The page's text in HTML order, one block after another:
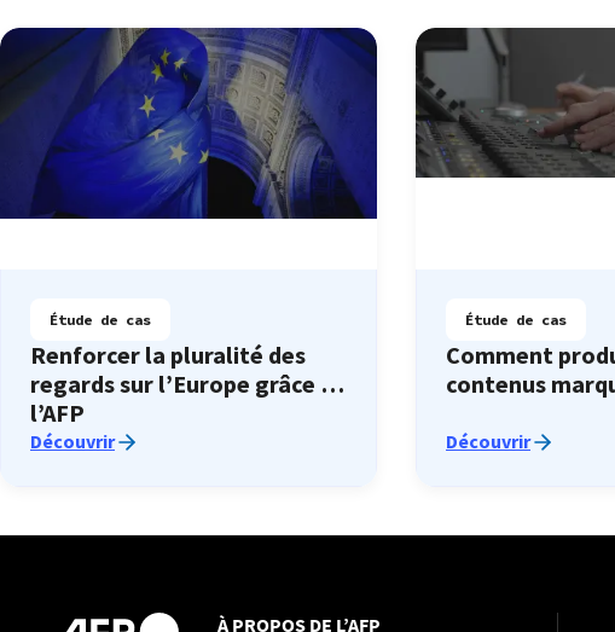
Étude de cas
Renforcer la pluralité des
regards sur l’Europe grâce à
l’AFP
Découvrir
Étude de cas
Comment
contenus
Découvrir
À PROPOS DE L’AFP